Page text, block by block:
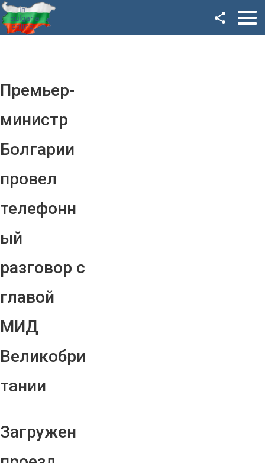
Премьер-
министр
Болгарии
провел
телефонн
ый
разговор с
главой
МИД
Великобри
тании
Загружен